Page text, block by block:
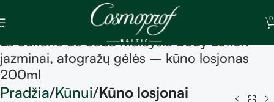
Skip to main content
0
La Sultane de Saba Malaysia Body Lotion –
jazminai, atogražų gėlės – kūno losjonas
200ml
Pradžia Kūnui Kūno losjonai